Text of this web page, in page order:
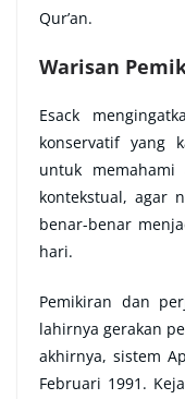
Qur’an.
Warisan
Esack
konservatif yang
untuk
kontekstual, agar
benar-benar
hari.
Pemikiran dan
lahirnya gerakan
akhirnya, sistem
Februari 1991.